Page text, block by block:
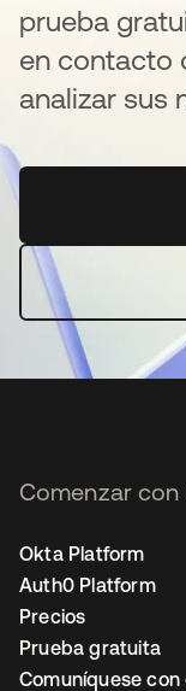
prueba
en contacto
analizar sus
Comenzar con
Okta Platform
Auth0 Platform
Precios
Prueba gratuita
Comuníquese